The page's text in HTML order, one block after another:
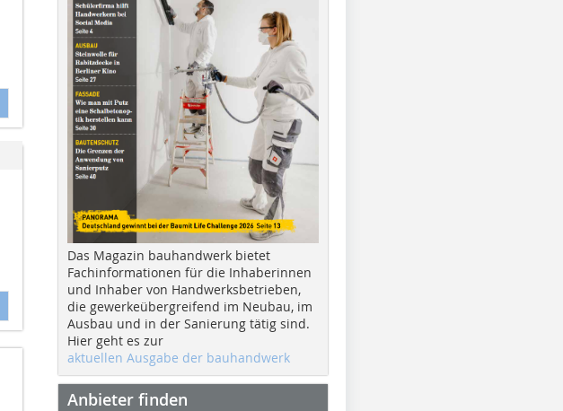
Das Magazin bauhandwerk bietet
Fachinformationen für die Inhaberinnen
und Inhaber von Handwerksbetrieben,
die gewerkeübergreifend im Neubau, im
Ausbau und in der Sanierung tätig sind.
Hier geht es zur
aktuellen Ausgabe der bauhandwerk
Anbieter finden